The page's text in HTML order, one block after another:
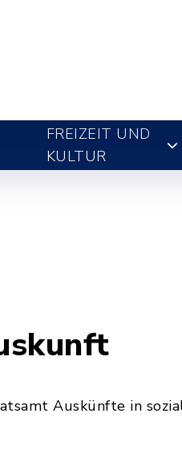
FREIZEIT UND
KULTUR
Auskünfte in